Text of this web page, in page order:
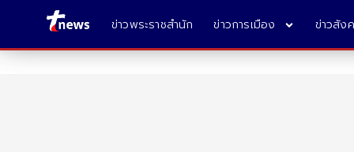
ข่าวพระราชสำนัก ข่าวการเมือง ข่าวสัง